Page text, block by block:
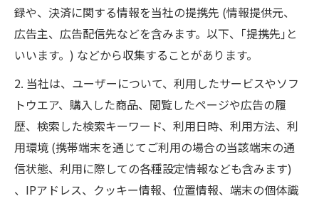
録や、決済に関する情報を当社の提携先 (情報提供元、
広告主、広告配信先などを含みます。以下、｢提携先｣と
いいます。) などから収集することがあります。
2. 当社は、ユーザーについて、利用したサービスやソフ
トウエア、購入した商品、閲覧したページや広告の履
歴、検索した検索キーワード、利用日時、利用方法、利
用環境 (携帯端末を通じてご利用の場合の当該端末の通
信状態、利用に際しての各種設定情報なども含みます)
、IPアドレス、クッキー情報、位置情報、端末の個体識